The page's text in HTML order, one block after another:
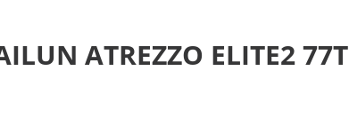
ATREZZO ELITE2 77T